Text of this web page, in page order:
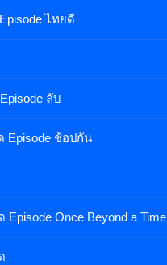
ไทยดี
ลับ
Episode ช้อปกัน
Episode Once Beyond a Time